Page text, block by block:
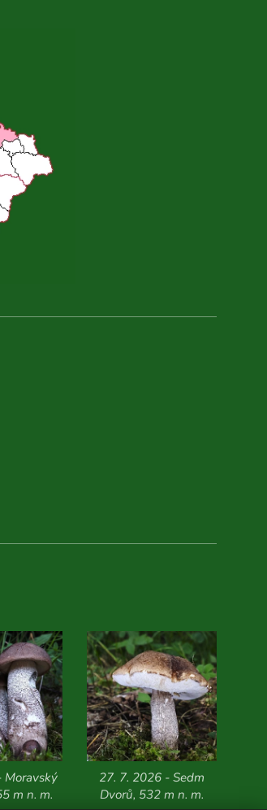
Moravský
m n. m.
27. 7. 2026 - Sedm
Dvorů, 532 m n. m.